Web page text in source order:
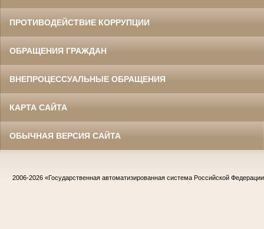
ПРОТИВОДЕЙСТВИЕ КОРРУПЦИИ
ОБРАЩЕНИЯ ГРАЖДАН
ВНЕПРОЦЕССУАЛЬНЫЕ ОБРАЩЕНИЯ
КАРТА САЙТА
ОБЫЧНАЯ ВЕРСИЯ САЙТА
2006-2026 «Государственная автоматизированная система Российской